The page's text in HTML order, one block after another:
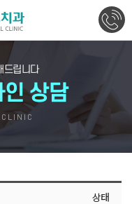
드립니다
인 상담
상태